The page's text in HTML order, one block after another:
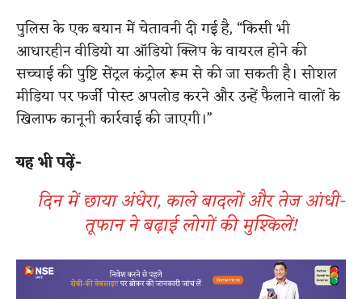
पुलिस के एक बयान में चेतावनी दी गई है, “किसी भी
आधारहीन वीडियो या ऑडियो क्लिप के वायरल होने की
सच्चाई की पुष्टि सेंट्रल कंट्रोल रूम से की जा सकती है। सोशल
मीडिया पर फर्जी पोस्ट अपलोड करने और उन्हें फैलाने वालों के
खिलाफ कानूनी कार्रवाई की जाएगी।”
यह भी पढ़ें-
दिन में छाया अंधेरा, काले बादलों और तेज आंधी-
तूफान ने बढ़ाई लोगों की मुश्किलें!